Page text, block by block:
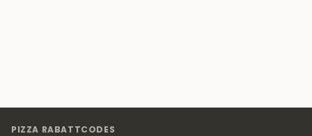
PIZZA RABATTCODES